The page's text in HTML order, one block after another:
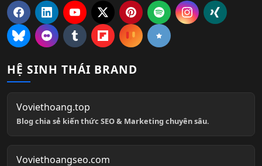
HỆ SINH THÁI BRAND
Voviethoang.top
Blog chia sẻ kiến thức SEO & Marketing chuyên sâu.
Voviethoangseo.com